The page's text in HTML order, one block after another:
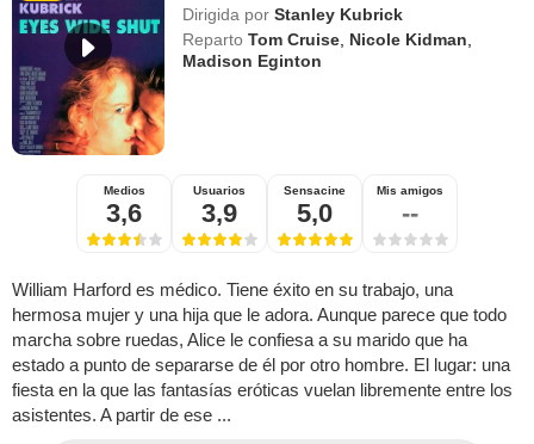
Dirigida por Stanley Kubrick
Reparto Tom Cruise Nicole Kidman
Madison Eginton
Medios
3,6
Usuarios
3,9
Sensacine
5,0
Mis amigos
--
William Harford es médico. Tiene éxito en su trabajo, una
hermosa mujer y una hija que le adora. Aunque parece que todo
marcha sobre ruedas, Alice le confiesa a su marido que ha
estado a punto de separarse de él por otro hombre. El lugar: una
fiesta en la que las fantasías eróticas vuelan libremente entre los
asistentes. A partir de ese ...